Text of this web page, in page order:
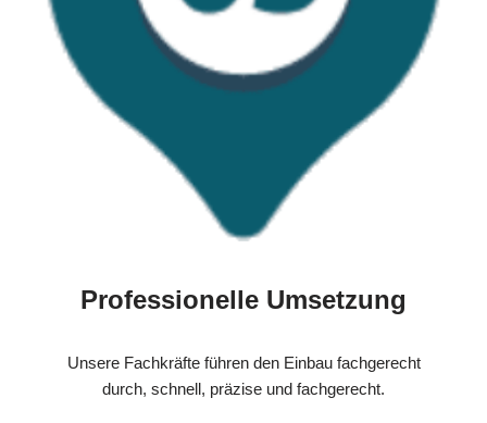
Professionelle Umsetzung
Unsere Fachkräfte führen den Einbau fachgerecht
durch, schnell, präzise und fachgerecht.